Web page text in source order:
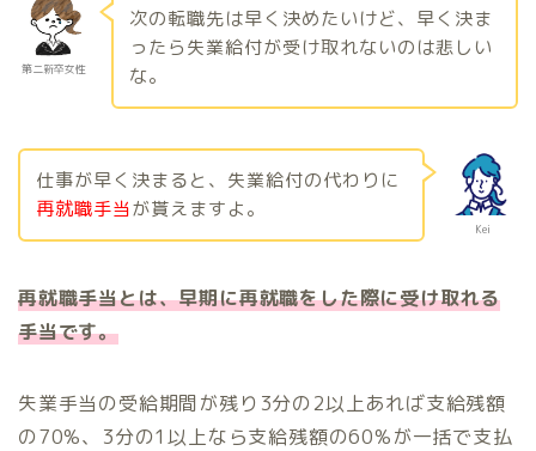
第二新卒女性
次の転職先は早く決めたいけど、早く決ま
ったら失業給付が受け取れないのは悲しい
な。
Kei
仕事が早く決まると、失業給付の代わりに
再就職手当が貰えますよ。
再就職手当とは、早期に再就職をした際に受け取れる
手当です。
失業手当の受給期間が残り3分の2以上あれば支給残額
の70%、3分の1以上なら支給残額の60%が一括で支払